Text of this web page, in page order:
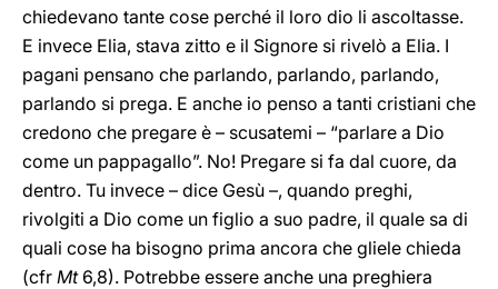
chiedevano tante cose perché il loro dio li ascoltasse.
E invece Elia, stava zitto e il Signore si rivelò a Elia. I
pagani pensano che parlando, parlando, parlando,
parlando si prega. E anche io penso a tanti cristiani che
credono che pregare è – scusatemi – “parlare a Dio
come un pappagallo”. No! Pregare si fa dal cuore, da
dentro. Tu invece – dice Gesù –, quando preghi,
rivolgiti a Dio come un figlio a suo padre, il quale sa di
quali cose ha bisogno prima ancora che gliele chieda
(cfr Mt6,8). Potrebbe essere anche una preghiera